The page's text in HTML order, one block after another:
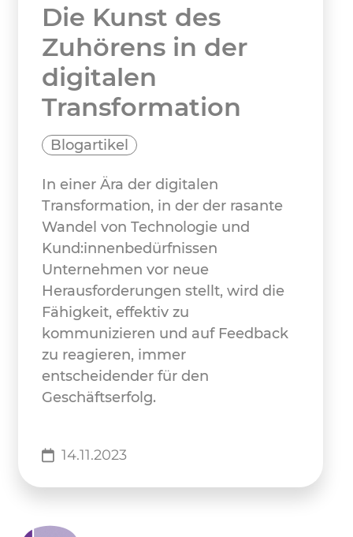
Die Kunst des
Zuhörens in der
digitalen
Transformation
Blogartikel
In einer Ära der digitalen
Transformation, in der der rasante
Wandel von Technologie und
Kund:innenbedürfnissen
Unternehmen vor neue
Herausforderungen stellt, wird die
Fähigkeit, effektiv zu
kommunizieren und auf Feedback
zu reagieren, immer
entscheidender für den
Geschäftserfolg.
14.11.2023